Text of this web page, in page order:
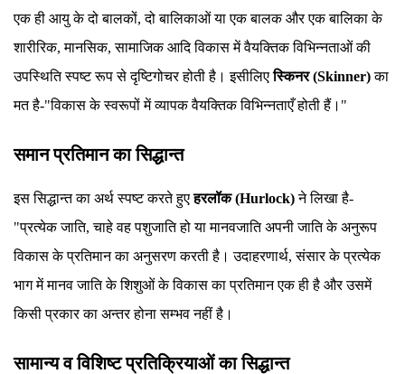
एक ही आयु के दो बालकों, दो बालिकाओं या एक बालक और एक बालिका के
शारीरिक, मानसिक, सामाजिक आदि विकास में वैयक्तिक विभिन्नताओं की
उपस्थिति स्पष्ट रूप से दृष्टिगोचर होती है। इसीलिएस्किनर (Skinner)का
मत है-"विकास के स्वरूपों में व्यापक वैयक्तिक विभिन्नताएँ होती हैं।"
समान प्रतिमान का सिद्धान्त
इस सिद्धान्त का अर्थ स्पष्ट करते हुएहरलॉक (Hurlock)ने लिखा है-
"प्रत्येक जाति, चाहे वह पशुजाति हो या मानवजाति अपनी जाति के अनुरूप
विकास के प्रतिमान का अनुसरण करती है। उदाहरणार्थ, संसार के प्रत्येक
भाग में मानव जाति के शिशुओं के विकास का प्रतिमान एक ही है और उसमें
किसी प्रकार का अन्तर होना सम्भव नहीं है।
सामान्य व विशिष्ट प्रतिक्रियाओं का सिद्धान्त